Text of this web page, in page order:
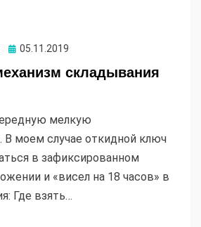
Опубликовано
05.11.2019
складывания
мелкую
В моем случае откидной ключ
в зафиксированном
и «висел на 18 часов» в
Где взять…